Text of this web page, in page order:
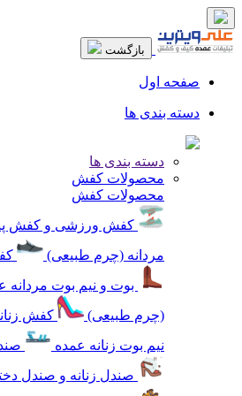
بازگشت
صفحه اول
دسته بندی ها
دسته بندی ها
محصولات کفش
محصولات کفش
کفش ورزشی و کفش
مردانه (چرم طبیعی)
بوت و نیم بوت مردانه
(چرم طبیعی)
کفش
نیم بوت زنانه عمده
صندل زنانه و صندل